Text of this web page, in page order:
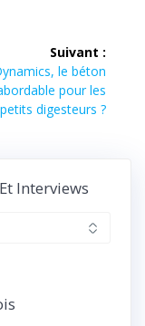
Suivant :
:
le béton
pour les
petits digesteurs ?
Interviews